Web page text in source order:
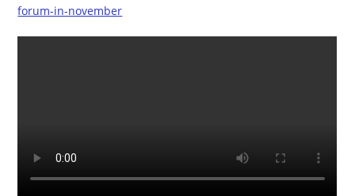
forum-in-november